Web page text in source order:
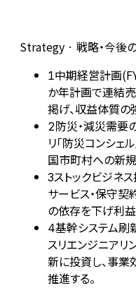
Strategy · 戦略・今後
1中期経営計画
か年計画で連結
掲げ、収益体質の
2防災・減災需要
リ「防災コンシェ
国市町村への新
3ストックビジネ
サービス・保守契
の依存を下げ利
4基幹システム刷
スリエンジニアリ
新に投資し、事
推進する。